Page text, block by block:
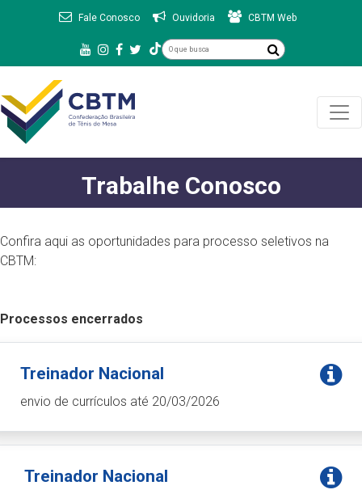
Fale Conosco Ouvidoria CBTM Web
Trabalhe Conosco
Confira aqui as oportunidades para processo seletivos na
CBTM:
Processos encerrados
Treinador Nacional
envio de currículos até 20/03/2026
Treinador Nacional